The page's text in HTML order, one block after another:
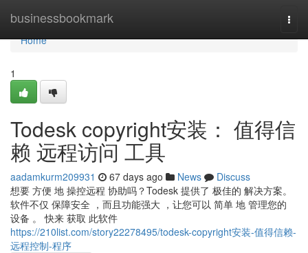
businessbookmark
Home
Home
1
Todesk copyright安装： 值得信
赖 远程访问 工具
aadamkurm209931 67 days ago News
Discuss
想要 方便 地 操控远程 协助吗？Todesk 提供了 极佳的 解决方案。
软件不仅 保障安全 ，而且功能强大 ，让您可以 简单 地 管理您的
设备 。 快来 获取 此软件
https://210list.com/story22278495/todesk-copyright安装-值得信赖-
远程控制-程序